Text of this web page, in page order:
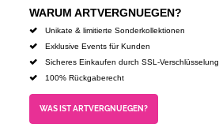
WARUM ARTVERGNUEGEN?
Unikate & limitierte Sonderkollektionen
Exklusive Events für Kunden
Sicheres Einkaufen durch SSL-Verschlüsselung
100% Rückgaberecht
WAS IST ARTVERGNUEGEN?